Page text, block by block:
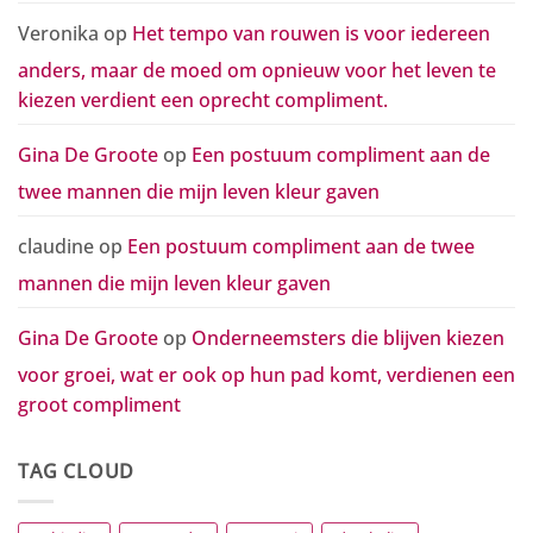
compliment
Veronika op Het tempo van rouwen is voor iedereen
anders, maar de moed om opnieuw voor het leven te
kiezen verdient een oprecht compliment.
Gina De Groote op Een postuum compliment aan de
twee mannen die mijn leven kleur gaven
claudine op Een postuum compliment aan de twee
mannen die mijn leven kleur gaven
Gina De Groote op Onderneemsters die blijven kiezen
voor groei, wat er ook op hun pad komt, verdienen een
groot compliment
TAG CLOUD